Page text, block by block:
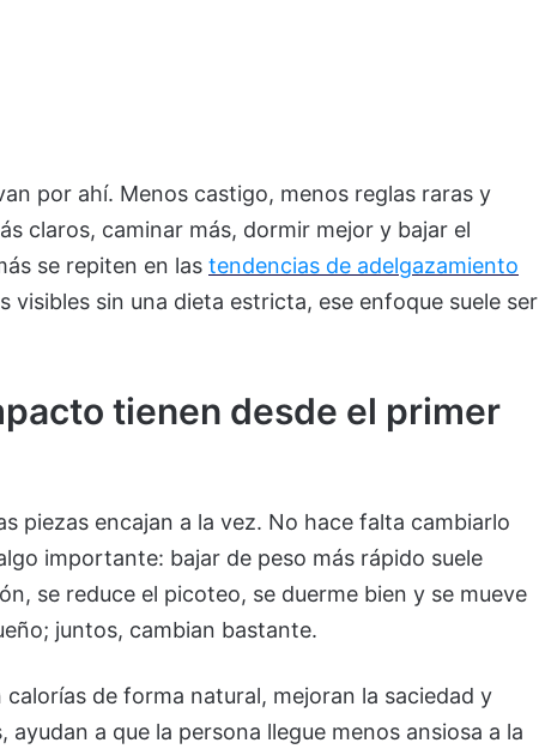
por ahí. Menos castigo, menos reglas raras y
claros, caminar más, dormir mejor y bajar el
se repiten en las tendencias de adelgazamiento
visibles sin una dieta estricta, ese enfoque suele ser
tienen desde el primer
piezas encajan a la vez. No hace falta cambiarlo
importante: bajar de peso más rápido suele
se reduce el picoteo, se duerme bien y se mueve
juntos, cambian bastante.
de forma natural, mejoran la saciedad y
a que la persona llegue menos ansiosa a la